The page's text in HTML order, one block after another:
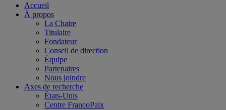
Accueil
À propos
La Chaire
Titulaire
Fondateur
Conseil de direction
Équipe
Partenaires
Nous joindre
Axes de recherche
États-Unis
Centre FrancoPaix